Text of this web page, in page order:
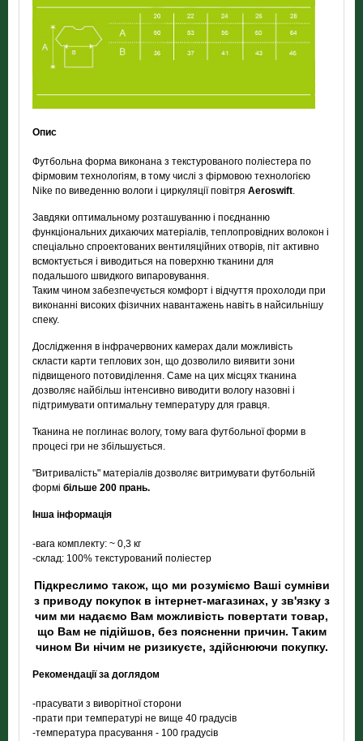
Опис
Футбольна форма виконана з текстурованого поліестера по
фірмовим технологіям, в тому числі з фірмовою технологією
Nike по виведенню вологи і циркуляції повітряAeroswift.
Завдяки оптимальному розташуванню і поєднанню
функціональних дихаючих матеріалів, теплопровідних волокон і
спеціально спроектованих вентиляційних отворів, піт активно
всмоктується і виводиться на поверхню тканини для
подальшого швидкого випаровування.
Таким чином забезпечується комфорт і відчуття прохолоди при
виконанні високих фізичних навантажень навіть в найсильнішу
спеку.
Дослідження в інфрачервоних камерах дали можливість
скласти карти теплових зон, що дозволило виявити зони
підвищеного потовиділення. Саме на цих місцях тканина
дозволяє найбільш інтенсивно виводити вологу назовні і
підтримувати оптимальну температуру для гравця.
Тканина не поглинає вологу, тому вага футбольної форми в
процесі гри не збільшується.
"Витривалість" матеріалів дозволяє витримувати футбольній
формібільше 200 прань.
Інша інформація
-вага комплекту: ~ 0,3 кг
-склад: 100% текстурований поліестер
Підкреслимо також, що ми розуміємо Ваші сумніви
з приводу покупок в інтернет-магазинах, у зв'язку з
чим ми надаємо Вам можливість повертати товар,
що Вам не підійшов, без поясненни причин. Таким
чином Ви нічим не ризикуєте, здійснюючи покупку.
Рекомендації за доглядом
-прасувати з виворітної сторони
-прати при температурі не вище 40 градусів
-температура прасування - 100 градусів